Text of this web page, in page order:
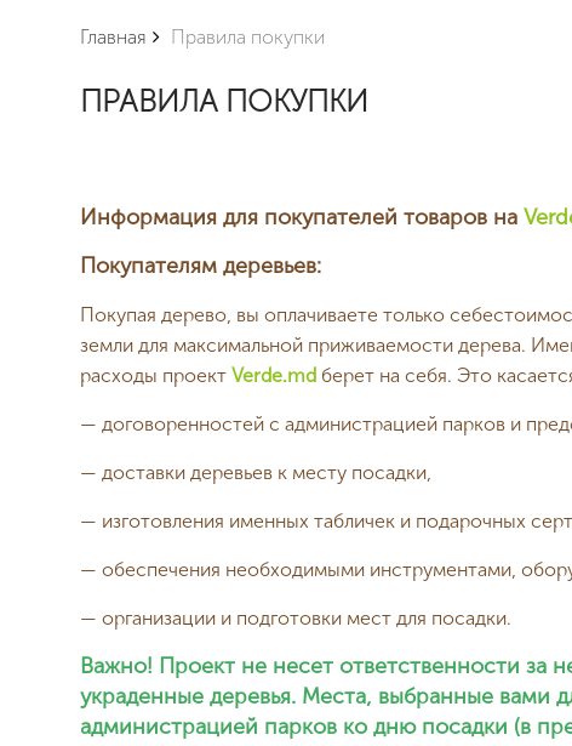
Главная Правила покупки
ПРАВИЛА ПОКУПКИ
Информация для покупателей товаров на
Покупателям деревьев:
Покупая дерево, вы оплачиваете только
земли для максимальной приживаемости дерева.
расходы проект Verde.md берет на себя. Это
— договоренностей с администрацией парков и
— доставки деревьев к месту посадки,
— изготовления именных табличек и подарочных
— обеспечения необходимыми инструментами,
— организации и подготовки мест для посадки.
Важно! Проект не несет ответственности
украденные деревья. Места, выбранные вами
администрацией парков ко дню посадки (в